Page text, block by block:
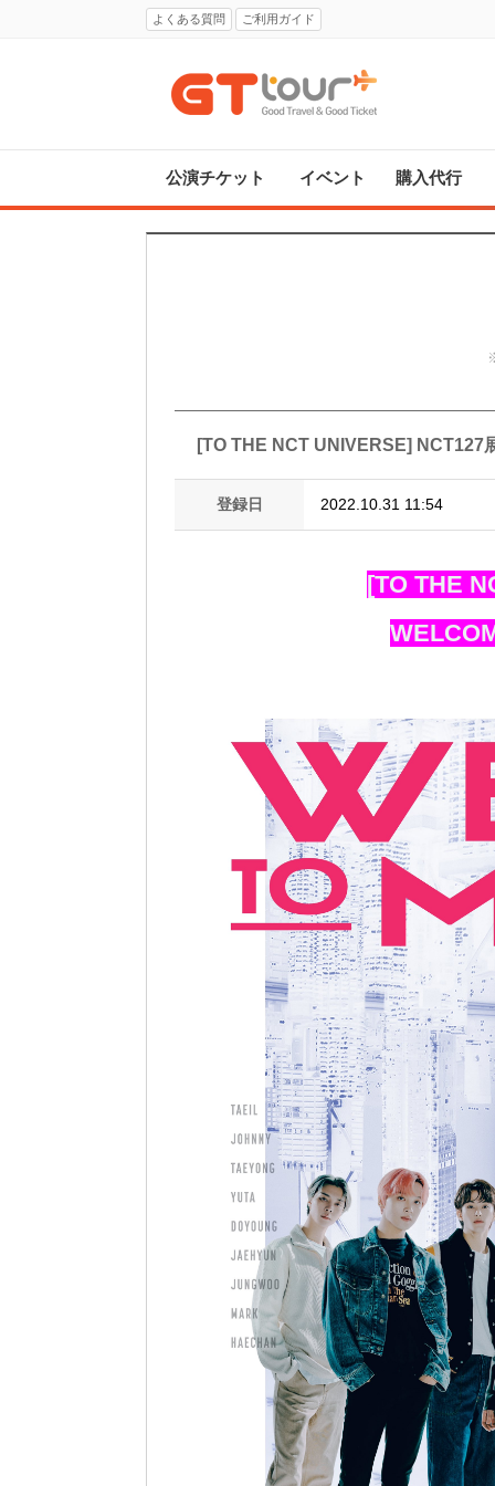
よくある質問 ご利用ガイド
公演チケット イベント 購入代行
[TO THE NCT UNIVERSE] NCT127
登録日 2022.10.31 11:54
[TO THE